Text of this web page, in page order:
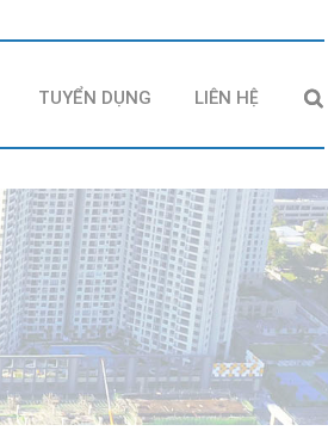
TUYỂN DỤNG LIÊN HỆ